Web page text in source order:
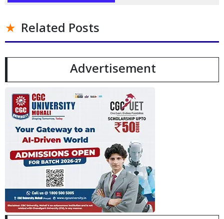
Related Posts
Advertisement